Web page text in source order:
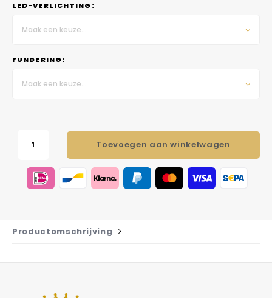
LED-VERLICHTING:
Maak een keuze...
FUNDERING:
Maak een keuze...
Toevoegen aan winkelwagen
Productomschrijving